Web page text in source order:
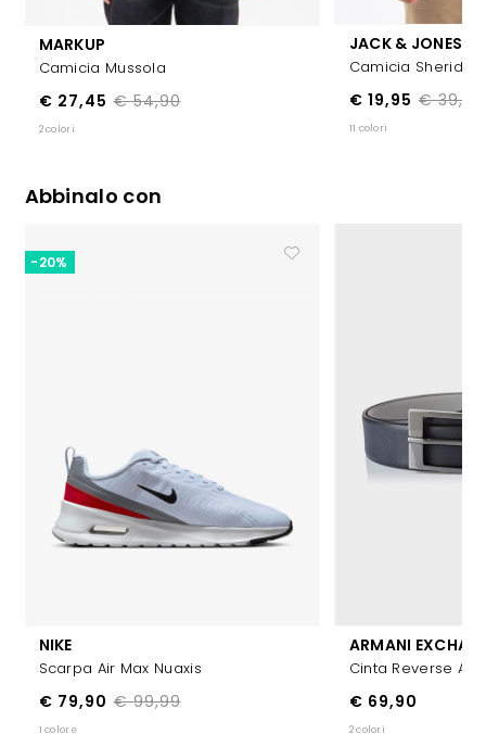
MARKUP
Camicia Mussola
€ 54,90
€ 27,45
2 colori
JACK & JONES
Camicia Sheridan
€ 39,99
€ 19,95
11 colori
Abbinalo con
NIKE
Scarpa Air Max Nuaxis
€ 99,99
€ 79,90
-20%
1 colore
ARMANI
Cinta Reverse
€ 69,90
2 colori